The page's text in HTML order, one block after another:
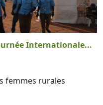
Internationale...
femmes rurales